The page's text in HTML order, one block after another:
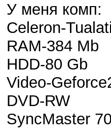
У меня комп:
Celeron-
RAM-384 Mb
HDD-80 Gb
Video-
DVD-RW
SyncMaster